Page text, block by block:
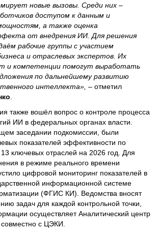
новые вызовы. Среди них –
доступом к данным и
а также оценка
от внедрения ИИ. Для решения
рабочие группы с участием
и отраслевых экспертов. Их
и компетенции помогут выработать
по дальнейшему развитию
интеллекта», – отметил
также вошёл вопрос о контроле процесса
ИИ в федеральных органах власти.
заседании подкомиссии, были
показателей эффективности по
ключевых отраслей на 2026 год. Для
в режиме реального времени
цифровой мониторинг показателей в
информационной системе
(ФГИС КИ). Ведомства вносят
задач для каждой контрольной точки,
осуществляет Аналитический центр
с ЦЭКИ.